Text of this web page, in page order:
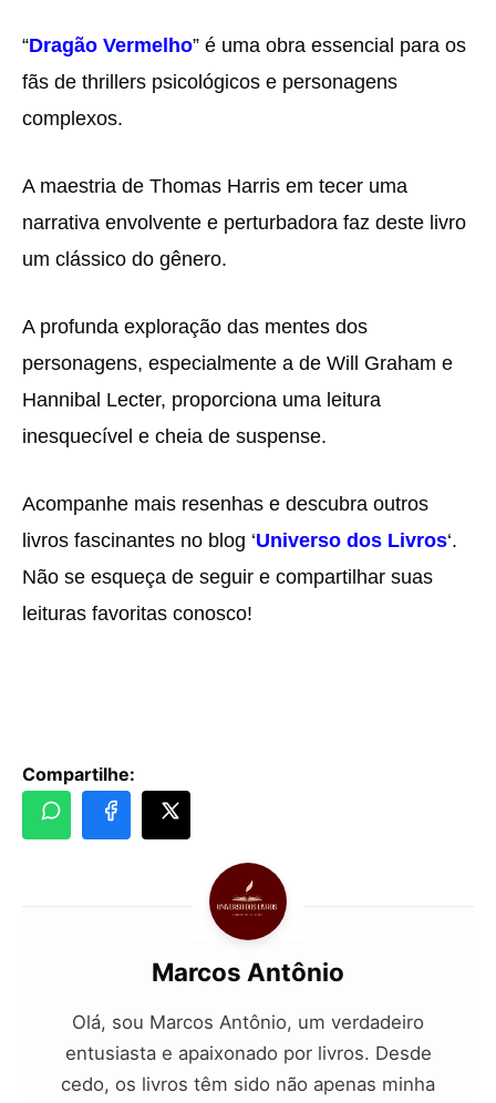
“Dragão Vermelho” é uma obra essencial para os
fãs de thrillers psicológicos e personagens
complexos.
A maestria de Thomas Harris em tecer uma
narrativa envolvente e perturbadora faz deste livro
um clássico do gênero.
A profunda exploração das mentes dos
personagens, especialmente a de Will Graham e
Hannibal Lecter, proporciona uma leitura
inesquecível e cheia de suspense.
Acompanhe mais resenhas e descubra outros
livros fascinantes no blog ‘Universo dos Livros‘.
Não se esqueça de seguir e compartilhar suas
leituras favoritas conosco!
Compartilhe:
Marcos Antônio
Olá, sou Marcos Antônio, um verdadeiro
entusiasta e apaixonado por livros. Desde
cedo, os livros têm sido não apenas minha